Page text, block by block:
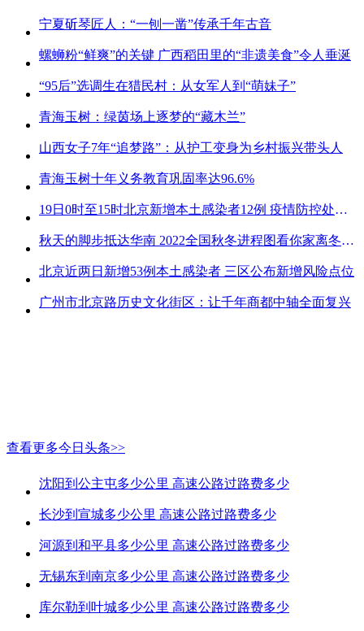
宁夏斫琴匠人：“一刨一凿”传承千年古音
螺蛳粉“鲜爽”的关键 广西稻田里的“非遗美食”令人垂涎
“95后”选调生在猎民村：从女军人到“萌妹子”
青海玉树：绿茵场上逐梦的“藏木兰”
山西女子7年“追梦路”：从护工变身为乡村振兴带头人
青海玉树十年义务教育巩固率达96.6%
19日0时至15时北京新增本土感染者12例 疫情防控处关键时刻
秋天的脚步抵达华南 2022全国秋冬进程图看你家离冬天有多远
北京近两日新增53例本土感染者 三区公布新增风险点位
广州市北京路历史文化街区：让千年商都中轴全面复兴
查看更多今日头条>>
沈阳到公主屯多少公里 高速公路过路费多少
长沙到宣城多少公里 高速公路过路费多少
河源到和平县多少公里 高速公路过路费多少
无锡东到南京多少公里 高速公路过路费多少
库尔勒到叶城多少公里 高速公路过路费多少